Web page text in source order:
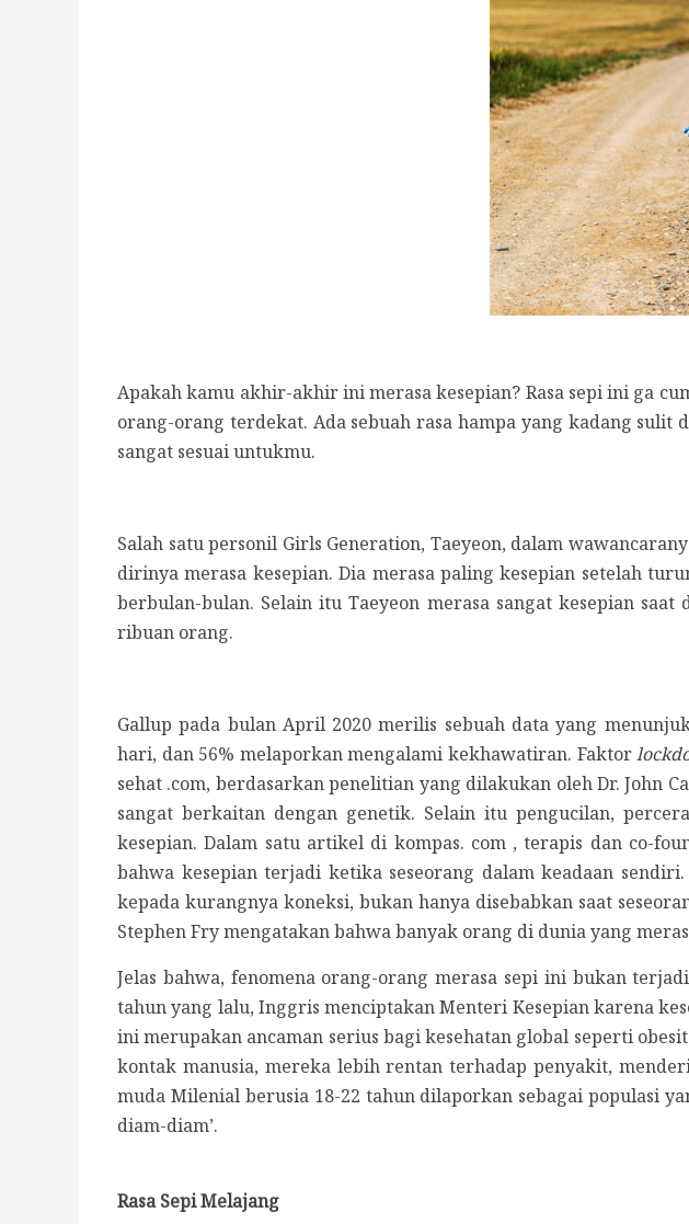
Apakah kamu akhir-akhir ini merasa kesepian? Rasa sepi ini ga
orang-orang terdekat. Ada sebuah rasa hampa yang kadang
sangat sesuai untukmu.
Salah satu personil Girls Generation, Taeyeon, dalam
dirinya merasa kesepian. Dia merasa paling kesepian setelah
berbulan-bulan. Selain itu Taeyeon merasa sangat kesepian
ribuan orang.
Gallup pada bulan April 2020 merilis sebuah data yang
hari, dan 56% melaporkan mengalami kekhawatiran. Faktor
sehat .com, berdasarkan penelitian yang dilakukan oleh Dr. John
sangat berkaitan dengan genetik. Selain itu pengucilan,
kesepian. Dalam satu artikel di kompas. com , terapis dan co-
bahwa kesepian terjadi ketika seseorang dalam keadaan
kepada kurangnya koneksi, bukan hanya disebabkan saat
Stephen Fry mengatakan bahwa banyak orang di dunia yang
Jelas bahwa, fenomena orang-orang merasa sepi ini bukan
tahun yang lalu, Inggris menciptakan Menteri Kesepian karena
ini merupakan ancaman serius bagi kesehatan global seperti
kontak manusia, mereka lebih rentan terhadap penyakit,
muda Milenial berusia 18-22 tahun dilaporkan sebagai populasi
diam-diam’.
Rasa Sepi Melajang